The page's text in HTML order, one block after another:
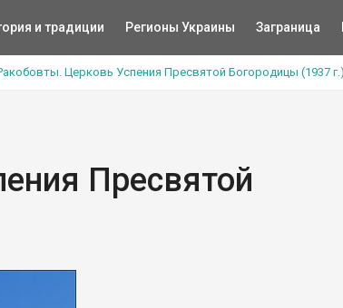
и традиции Регионы Украины Заграница
Церковь Успения Пресвятой Богородицы (1937
Пресвятой